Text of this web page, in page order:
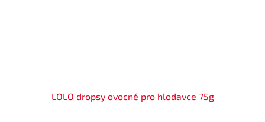
LOLO dropsy ovocné pro hlodavce 75g